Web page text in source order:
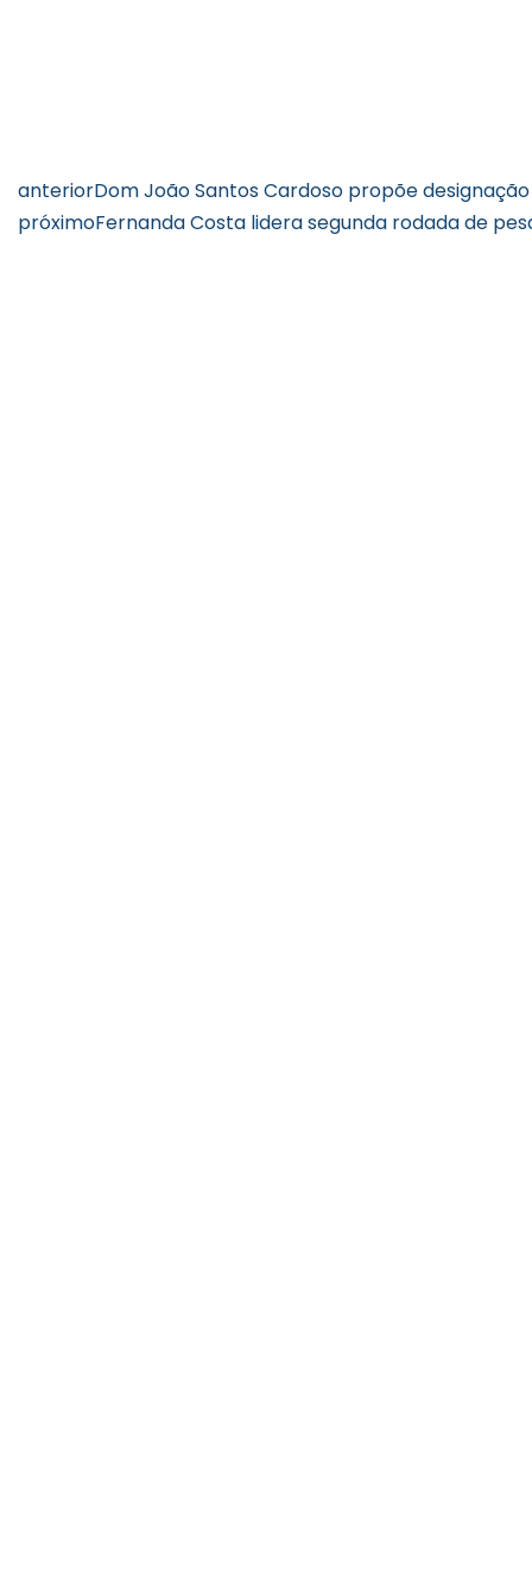
anteriorDom João Santos Cardoso propõe
próximoFernanda Costa lidera segunda rodada de